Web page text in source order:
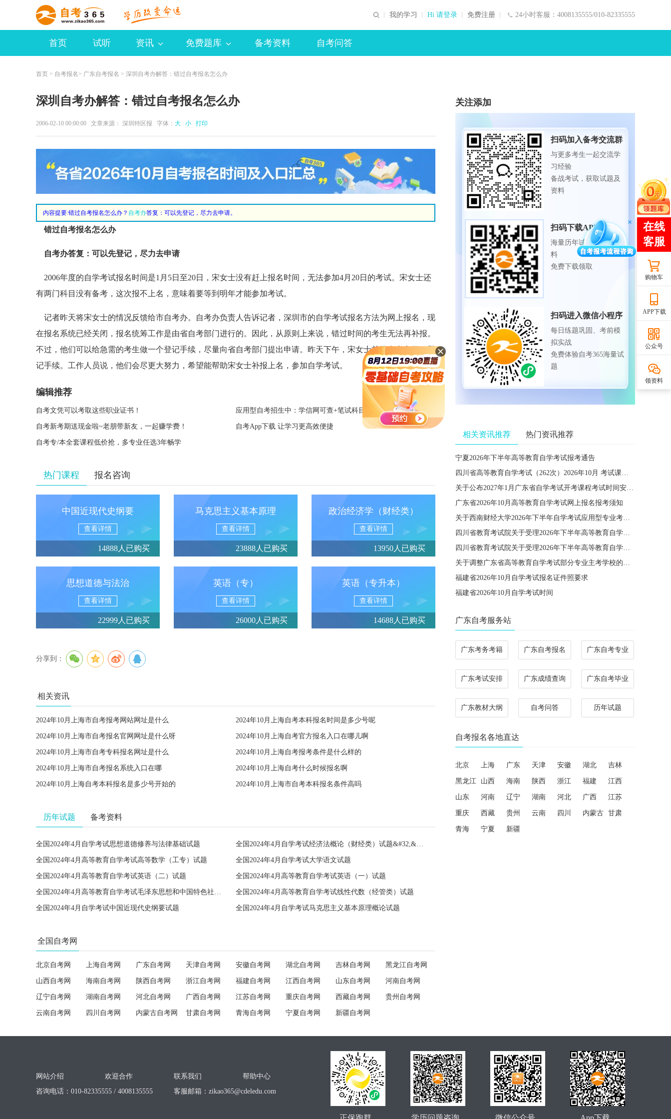
24小时客服：4008135555/010-82335555
我的学习 Hi 请登录 免费注册
首页 试听 资讯 免费题库 备考资料 自考问答
首页 > 自考报名 > 广东自考报名 > 深圳自考办解答：错过自考报名怎么办
深圳自考办解答：错过自考报名怎么办
2006-02-10 00:00:00 文章来源： 深圳特区报 字体： 大 小 打印
内容提要:错过自考报名怎么办？ 自考办答复：可以先登记，尽力去申请。
错过自考报名怎么办
自考办答复：可以先登记，尽力去申请
2006年度的自学考试报名时间是1月5日至20日，宋女士没有赶上报名时间，无法参加4月20日的考试。宋女士还
有两门科目没有备考，这次报不上名，意味着要等到明年才能参加考试。
记者昨天将宋女士的情况反馈给市自考办。自考办负责人告诉记者，深圳市的自学考试报名方法为网上报名，现
在报名系统已经关闭，报名统筹工作是由省自考部门进行的。因此，从原则上来说，错过时间的考生无法再补报。
不过，他们可以给急需的考生做一个登记手续，尽量向省自考部门提出申请。昨天下午，宋女士前往自考办做了登
记手续。工作人员说，他们会尽更大努力，希望能帮助宋女士补报上名，参加自学考试。
编辑推荐
自考文凭可以考取这些职业证书！ 应用型自考招生中：学信网可查+笔试科目少
自考新考期送现金啦~老朋带新友，一起赚学费！ 自考App下载 让学习更高效便捷
自考专/本全套课程低价抢，多专业任选3年畅学
热门课程 报名咨询
中国近现代史纲要
查看详情
14888人已购买
马克思主义基本原理
查看详情
23888人已购买
政治经济学（财经类）
查看详情
13950人已购买
思想道德与法治
查看详情
22999人已购买
英语（专）
查看详情
26000人已购买
英语（专升本）
查看详情
14688人已购买
分享到：
相关资讯
2024年10月上海市自考报考网站网址是什么 2024年10月上海自考本科报名时间是多少号呢
2024年10月上海市自考报名官网网址是什么呀 2024年10月上海自考官方报名入口在哪儿啊
2024年10月上海市自考专科报名网址是什么 2024年10月上海自考报考条件是什么样的
2024年10月上海市自考报名系统入口在哪 2024年10月上海自考什么时候报名啊
2024年10月上海自考本科报名是多少号开始的 2024年10月上海市自考本科报名条件高吗
历年试题 备考资料
全国2024年4月自学考试思想道德修养与法律基础试题 全国2024年4月自学考试经济法概论（财经类）试题&#32;&#32;
全国2024年4月高等教育自学考试高等数学（工专）试题 全国2024年4月自学考试大学语文试题
全国2024年4月高等教育自学考试英语（二）试题 全国2024年4月高等教育自学考试英语（一）试题
全国2024年4月高等教育自学考试毛泽东思想和中国特色社会主义理论体系概论试题 全国2024年4月高等教育自学考试线性代数（经管类）试题
全国2024年4月自学考试中国近现代史纲要试题 全国2024年4月自学考试马克思主义基本原理概论试题
全国自考网
北京自考网 上海自考网 广东自考网 天津自考网 安徽自考网 湖北自考网 吉林自考网 黑龙江自考网
山西自考网 海南自考网 陕西自考网 浙江自考网 福建自考网 江西自考网 山东自考网 河南自考网
辽宁自考网 湖南自考网 河北自考网 广西自考网 江苏自考网 重庆自考网 西藏自考网 贵州自考网
云南自考网 四川自考网 内蒙古自考网 甘肃自考网 青海自考网 宁夏自考网 新疆自考网
关注添加
扫码加入备考交流群
与更多考生一起交流学
习经验
备战考试，获取试题及
资料
扫码下载APP
海量历年试题、备考资
料
免费下载领取
扫码进入微信小程序
每日练题巩固、考前模
拟实战
免费体验自考365海量试
题
相关资讯推荐 热门资讯推荐
宁夏2026年下半年高等教育自学考试报考通告
四川省高等教育自学考试（262次）2026年10月 考试课程简表
关于公布2027年1月广东省自学考试开考课程考试时间安排和使用教材的通知
广东省2026年10月高等教育自学考试网上报名报考须知
关于西南财经大学2026年下半年自学考试应用型专业考籍更改办理的通知
四川省教育考试院关于受理2026年下半年高等教育自学考试省际转考申请的通告
四川省教育考试院关于受理2026年下半年高等教育自学考试考籍更改申请的通告
关于调整广东省高等教育自学考试部分专业主考学校的通知
福建省2026年10月自学考试报名证件照要求
福建省2026年10月自学考试时间
广东自考服务站
广东考务考籍 广东自考报名 广东自考专业
广东考试安排 广东成绩查询 广东自考毕业
广东教材大纲 自考问答 历年试题
自考报名各地直达
北京 上海 广东 天津 安徽 湖北 吉林
黑龙江 山西 海南 陕西 浙江 福建 江西
山东 河南 辽宁 湖南 河北 广西 江苏
重庆 西藏 贵州 云南 四川 内蒙古 甘肃
青海 宁夏 新疆
购物车
APP下载
公众号
领资料
网站介绍 欢迎合作 联系我们
帮助中心
咨询电话：010-82335555 / 4008135555
客服邮箱： zikao365@cdeledu.com